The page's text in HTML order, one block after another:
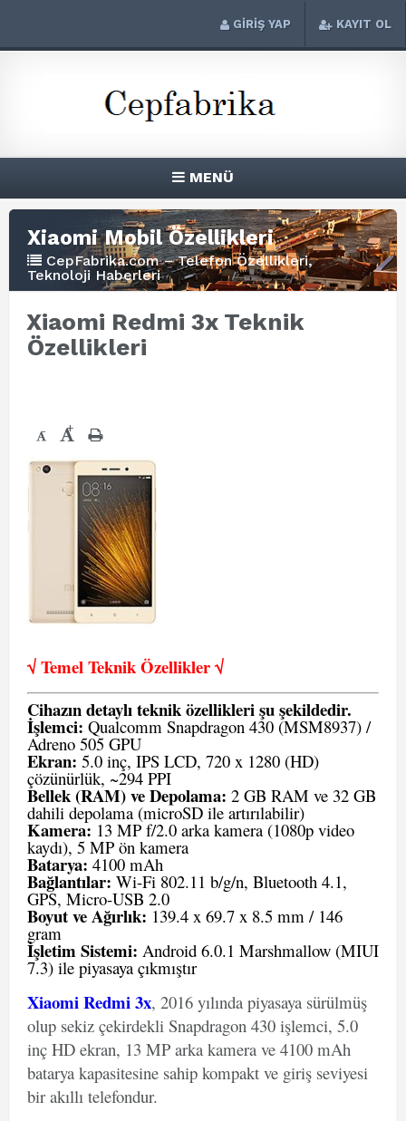
GİRİŞ YAP KAYIT OL
MENÜ
Xiaomi Mobil Özellikleri
CepFabrika.com – Telefon Özellikleri,
Teknoloji Haberleri
Xiaomi Redmi 3x Teknik
Özellikleri
- +
√ Temel Teknik Özellikler √
Cihazın detaylı teknik özellikleri şu şekildedir.
İşlemci: Qualcomm Snapdragon 430 (MSM8937) /
Adreno 505 GPU
Ekran: 5.0 inç, IPS LCD, 720 x 1280 (HD)
çözünürlük, ~294 PPI
Bellek (RAM) ve Depolama: 2 GB RAM ve 32 GB
dahili depolama (microSD ile artırılabilir)
Kamera: 13 MP f/2.0 arka kamera (1080p video
kaydı), 5 MP ön kamera
Batarya: 4100 mAh
Bağlantılar: Wi-Fi 802.11 b/g/n, Bluetooth 4.1,
GPS, Micro-USB 2.0
Boyut ve Ağırlık: 139.4 x 69.7 x 8.5 mm / 146
gram
İşletim Sistemi: Android 6.0.1 Marshmallow (MIUI
7.3) ile piyasaya çıkmıştır
Xiaomi Redmi 3x, 2016 yılında piyasaya sürülmüş
olup sekiz çekirdekli Snapdragon 430 işlemci, 5.0
inç HD ekran, 13 MP arka kamera ve 4100 mAh
batarya kapasitesine sahip kompakt ve giriş seviyesi
bir akıllı telefondur.